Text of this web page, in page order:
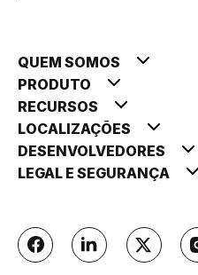
QUEM SOMOS
PRODUTO
RECURSOS
LOCALIZAÇÕES
DESENVOLVEDORES
LEGAL E SEGURANÇA